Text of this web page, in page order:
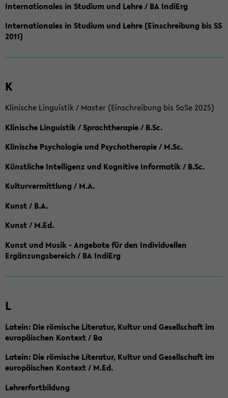
Internationales in Studium und Lehre / BA IndiErg
Internationales in Studium und Lehre (Einschreibung bis SS
2011)
K
Klinische Linguistik / Master (Einschreibung bis SoSe 2025)
Klinische Linguistik / Sprachtherapie / B.Sc.
Klinische Psychologie und Psychotherapie / M.Sc.
Künstliche Intelligenz und Kognitive Informatik / B.Sc.
Kulturvermittlung / M.A.
Kunst / B.A.
Kunst / M.Ed.
Kunst und Musik - Angebote für den Individuellen
Ergänzungsbereich / BA IndiErg
L
Latein: Die römische Literatur, Kultur und Gesellschaft im
europäischen Kontext / Ba
Latein: Die römische Literatur, Kultur und Gesellschaft im
europäischen Kontext / M.Ed.
Lehrerfortbildung